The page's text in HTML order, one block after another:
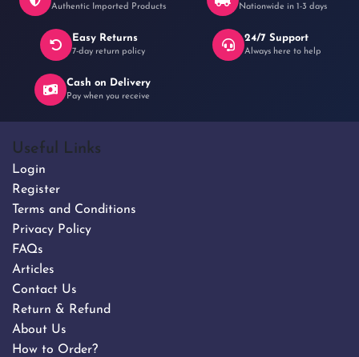
৳ 1,450
Authentic Imported Products Nationwide in 1-3 days
Easy Returns
7-day return policy
24/7 Support
Always here to help
Cash on Delivery
Pay when you receive
Useful Links
Login
Register
Terms and Conditions
Privacy Policy
FAQs
Articles
Contact Us
Return & Refund
About Us
How to Order?